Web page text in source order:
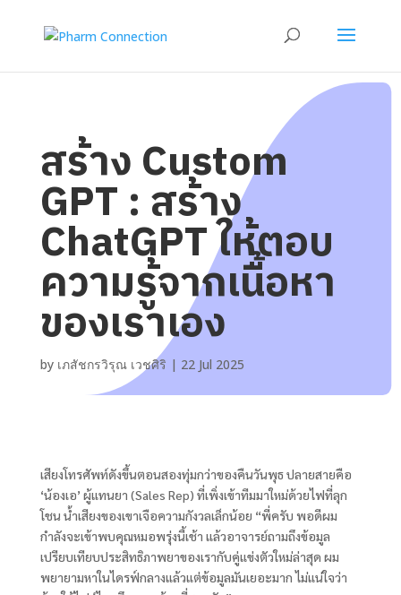
สร้าง Custom
GPT : สร้าง
ChatGPT ให้ตอบ
ความรู้จากเนื้อหา
ของเราเอง
by เภสัชกรวิรุณ เวชศิริ | 22 Jul 2025
เสียงโทรศัพท์ดังขึ้นตอนสองทุ่มกว่าของคืนวันพุธ ปลายสายคือ
‘น้องเอ’ ผู้แทนยา (Sales Rep) ที่เพิ่งเข้าทีมมาใหม่ด้วยไฟที่ลุก
โชน น้ำเสียงของเขาเจือความกังวลเล็กน้อย “พี่ครับ พอดีผม
กำลังจะเข้าพบคุณหมอพรุ่งนี้เช้า แล้วอาจารย์ถามถึงข้อมูล
เปรียบเทียบประสิทธิภาพยาของเรากับคู่แข่งตัวใหม่ล่าสุด ผม
พยายามหาในไดรฟ์กลางแล้วแต่ข้อมูลมันเยอะมาก ไม่แน่ใจว่า